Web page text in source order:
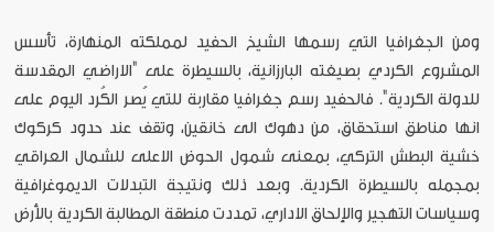
ومن الجغرافيا التي رسمها الشيخ الحفيد لمملكته المنهارة، تأسس
المشروع الكردي بصيغته البارزانية، بالسيطرة على "الاراضي المقدسة
للدولة الكردية". فالحفيد رسم جغرافيا مقاربة للتي يُصر الكُرد اليوم على
انها مناطق استحقاق، من دهوك الى خانقين، وتقف عند حدود كركوك
خشية البطش التركي، بمعنى شمول الحوض الاعلى للشمال العراقي
بمجمله بالسيطرة الكردية. وبعد ذلك ونتيجة التبدلات الديموغرافية
وسياسات التهجير والإلحاق الاداري، تمددت منطقة المطالبة الكردية بالأرض